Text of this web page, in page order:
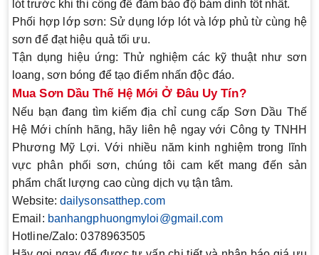
lót trước khi thi công để đảm bảo độ bám dính tốt nhất.
Phối hợp lớp sơn: Sử dụng lớp lót và lớp phủ từ cùng hệ
sơn để đạt hiệu quả tối ưu.
Tận dụng hiệu ứng: Thử nghiệm các kỹ thuật như sơn
loang, sơn bóng để tạo điểm nhấn độc đáo.
Mua Sơn Dầu Thế Hệ Mới Ở Đâu Uy Tín?
Nếu bạn đang tìm kiếm địa chỉ cung cấp Sơn Dầu Thế
Hệ Mới chính hãng, hãy liên hệ ngay với Công ty TNHH
Phương Mỹ Lợi. Với nhiều năm kinh nghiệm trong lĩnh
vực phân phối sơn, chúng tôi cam kết mang đến sản
phẩm chất lượng cao cùng dịch vụ tận tâm.
Website: dailysonsatthep.com
Email : banhangphuongmyloi@gmail.com
Hotline/Zalo: 0378963505